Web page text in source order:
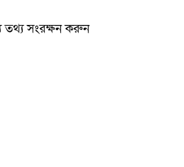
তথ্য সংরক্ষন করুন